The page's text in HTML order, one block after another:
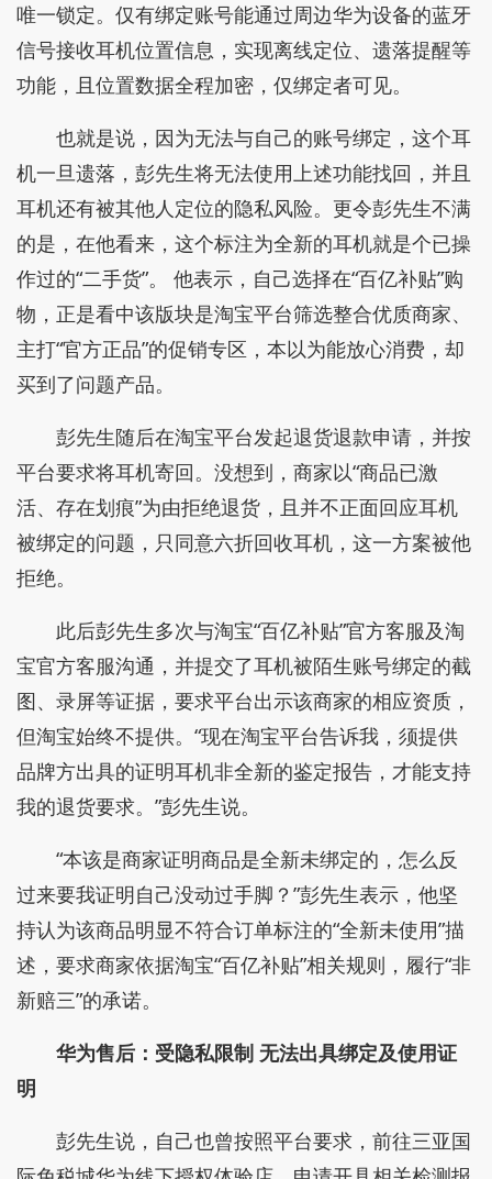
唯一锁定。仅有绑定账号能通过周边华为设备的蓝牙
信号接收耳机位置信息，实现离线定位、遗落提醒等
功能，且位置数据全程加密，仅绑定者可见。
也就是说，因为无法与自己的账号绑定，这个耳
机一旦遗落，彭先生将无法使用上述功能找回，并且
耳机还有被其他人定位的隐私风险。更令彭先生不满
的是，在他看来，这个标注为全新的耳机就是个已操
作过的“二手货”。 他表示，自己选择在“百亿补贴”购
物，正是看中该版块是淘宝平台筛选整合优质商家、
主打“官方正品”的促销专区，本以为能放心消费，却
买到了问题产品。
彭先生随后在淘宝平台发起退货退款申请，并按
平台要求将耳机寄回。没想到，商家以“商品已激
活、存在划痕”为由拒绝退货，且并不正面回应耳机
被绑定的问题，只同意六折回收耳机，这一方案被他
拒绝。
此后彭先生多次与淘宝“百亿补贴”官方客服及淘
宝官方客服沟通，并提交了耳机被陌生账号绑定的截
图、录屏等证据，要求平台出示该商家的相应资质，
但淘宝始终不提供。“现在淘宝平台告诉我，须提供
品牌方出具的证明耳机非全新的鉴定报告，才能支持
我的退货要求。”彭先生说。
“本该是商家证明商品是全新未绑定的，怎么反
过来要我证明自己没动过手脚？”彭先生表示，他坚
持认为该商品明显不符合订单标注的“全新未使用”描
述，要求商家依据淘宝“百亿补贴”相关规则，履行“非
新赔三”的承诺。
华为售后：受隐私限制 无法出具绑定及使用证
明
彭先生说，自己也曾按照平台要求，前往三亚国